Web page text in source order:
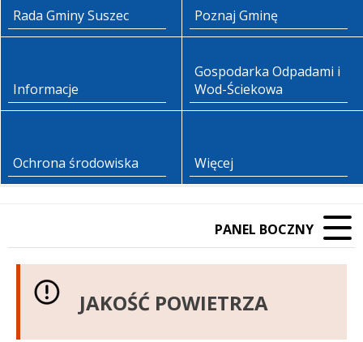
Rada Gminy Suszec Poznaj Gminę
Informacje
Gospodarka Odpadami i
Wod-Ściekowa
Ochrona środowiska Więcej
PANEL BOCZNY
JAKOŚĆ POWIETRZA